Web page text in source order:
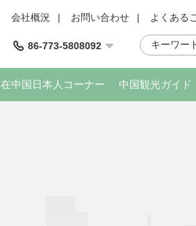
会社概況 | お問い合わせ | よくある
86-773-5808092
在中国日本人コーナー 中国観光ガイド